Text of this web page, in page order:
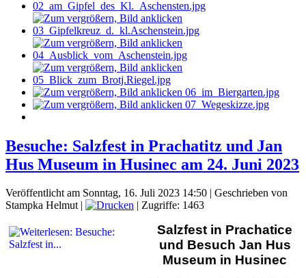
Besuche: Salzfest in Prachatitz und Jan
Hus Museum in Husinec am 24. Juni 2023
Veröffentlicht am Sonntag, 16. Juli 2023 14:50 | Geschrieben von
Stampka Helmut| | Zugriffe: 1463
Salzfest in Prachatice
und Besuch Jan Hus
Museum in Husinec